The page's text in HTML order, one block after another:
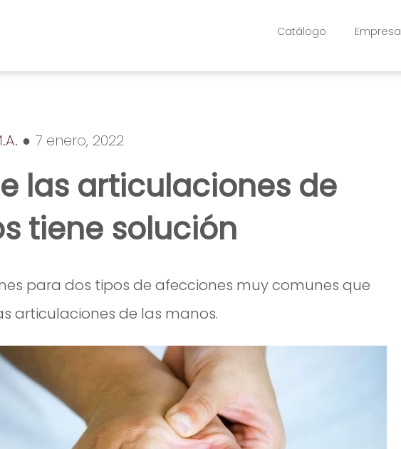
Catálogo Empresa
● 7 enero, 2022
las articulaciones de
tiene solución
para dos tipos de afecciones muy comunes que
articulaciones de las manos.